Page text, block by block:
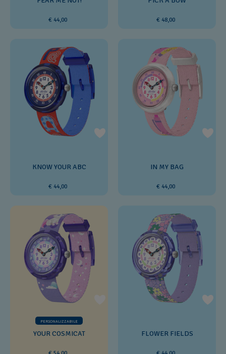
€ 44,00 € 48,00
KNOW YOUR ABC
€ 44,00
IN MY BAG
€ 44,00
PERSONALIZZABILE
YOUR COSMICAT FLOWER FIELDS